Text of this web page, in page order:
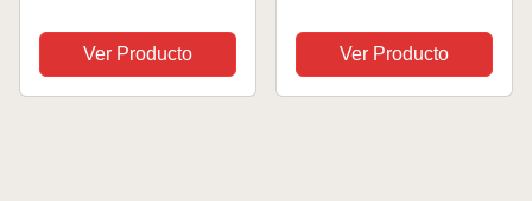
Ver Producto
Polar de Central Perk
Ver Producto